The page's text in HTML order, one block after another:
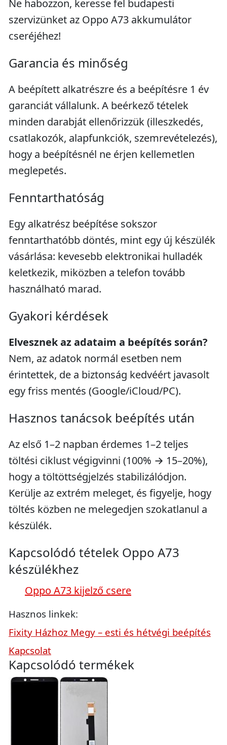
Ne habozzon, keresse fel budapesti
szervizünket az Oppo A73 akkumulátor
cseréjéhez!
Garancia és minőség
A beépített alkatrészre és a beépítésre 1 év
garanciát vállalunk. A beérkező tételek
minden darabját ellenőrizzük (illeszkedés,
csatlakozók, alapfunkciók, szemrevételezés),
hogy a beépítésnél ne érjen kellemetlen
meglepetés.
Fenntarthatóság
Egy alkatrész beépítése sokszor
fenntarthatóbb döntés, mint egy új készülék
vásárlása: kevesebb elektronikai hulladék
keletkezik, miközben a telefon tovább
használható marad.
Gyakori kérdések
Elvesznek az adataim a beépítés során?
Nem, az adatok normál esetben nem
érintettek, de a biztonság kedvéért javasolt
egy friss mentés (Google/iCloud/PC).
Hasznos tanácsok beépítés után
Az első 1–2 napban érdemes 1–2 teljes
töltési ciklust végigvinni (100% → 15–20%),
hogy a töltöttségjelzés stabilizálódjon.
Kerülje az extrém meleget, és figyelje, hogy
töltés közben ne melegedjen szokatlanul a
készülék.
Kapcsolódó tételek Oppo A73
készülékhez
Oppo A73 kijelző csere
Hasznos linkek:
Fixity Házhoz Megy – esti és hétvégi beépítés
Kapcsolat
Kapcsolódó termékek